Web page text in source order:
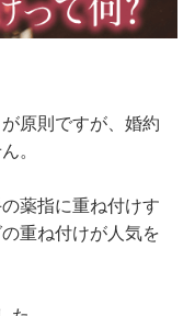
原則ですが、婚約
。
薬指に重ね付けす
重ね付けが人気を